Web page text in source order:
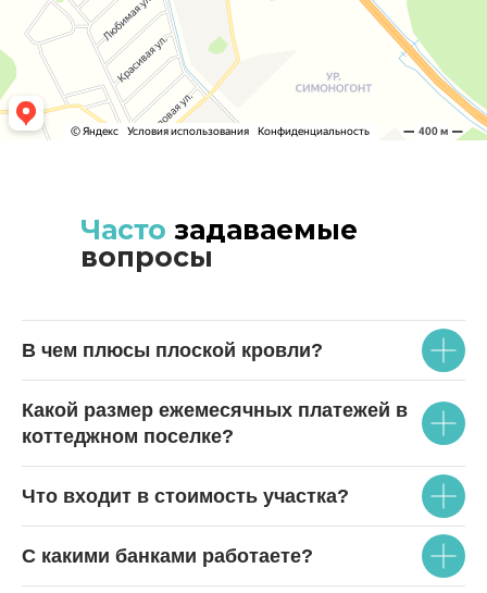
Часто задаваемые
вопросы
В чем плюсы плоской кровли?
Какой размер ежемесячных платежей в
коттеджном поселке?
Что входит в стоимость участка?
С какими банками работаете?